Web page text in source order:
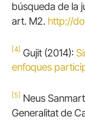
búsqueda de la
art. M2. http://
[4] Gujit (2014):
enfoques
[5] Neus
Generalitat de